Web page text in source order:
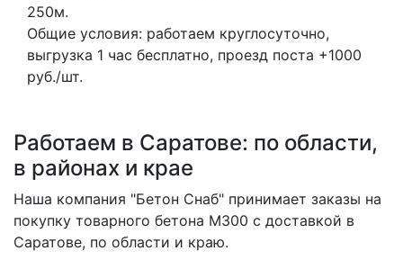
250м.
Общие условия: работаем круглосуточно,
выгрузка 1 час бесплатно, проезд поста +1000
руб./шт.
Работаем в Саратове: по области,
в районах и крае
Наша компания "Бетон Снаб" принимает заказы на
покупку товарного бетона M300 с доставкой в
Саратове, по области и краю.